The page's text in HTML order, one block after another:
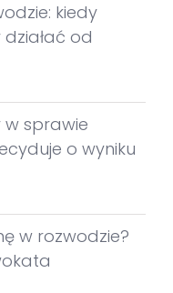
kiedy
od
w sprawie
o wyniku
w rozwodzie?